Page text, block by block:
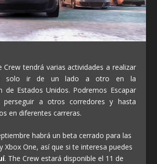
Crew tendrá varias actividades a realizar
solo ir de un lado a otro en la
de Estados Unidos. Podremos Escapar
perseguir a otros corredores y hasta
en diferentes carreras.
habrá un beta cerrado para las
Xbox One, así que si te interesa puedes
. The Crew estará disponible el 11 de